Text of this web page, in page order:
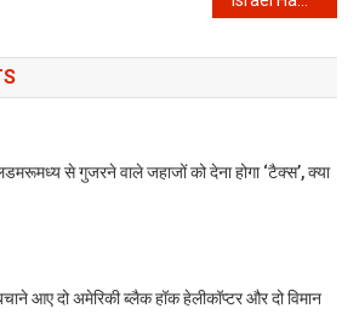
से गुजरने वाले जहाजों को देना होगा ‘टैक्स’, क्या
आए दो अमेरिकी ब्लैक हॉक हेलीकॉप्टर और दो विमान